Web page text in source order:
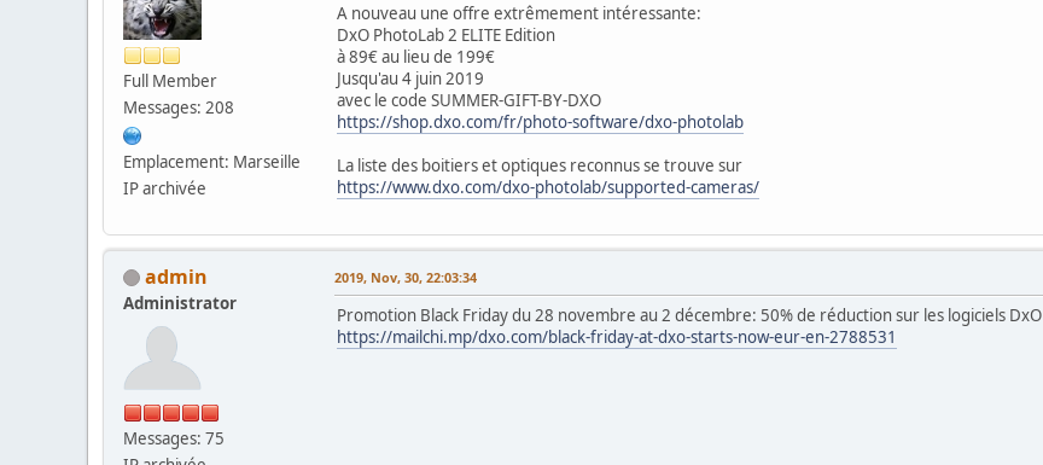
Full Member
Messages: 208
Emplacement: Marseille
IP archivée
A nouveau une offre extrêmement intéressante:
DxO PhotoLab 2 ELITE Edition
à 89€ au lieu de 199€
Jusqu'au 4 juin 2019
avec le code SUMMER-GIFT-BY-DXO
https://shop.dxo.com/fr/photo-software/dxo-photolab
La liste des boitiers et optiques reconnus se trouve sur
https://www.dxo.com/dxo-photolab/supported-cameras/
admin
Administrator
Messages: 75
2019, Nov, 30, 22:03:34
Promotion Black Friday du 28 novembre au 2 décembre: 50% de réduction sur les logiciels DxO
https://mailchi.mp/dxo.com/black-friday-at-dxo-starts-now-eur-en-2788531